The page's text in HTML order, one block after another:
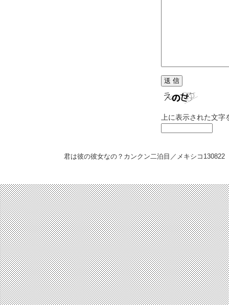
上に表示された文
君は彼の彼女なの？カンクン二泊目／メキシコ 130822